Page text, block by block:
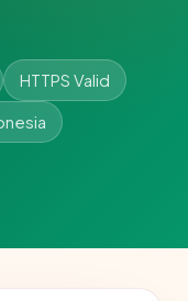
HTTPS Valid